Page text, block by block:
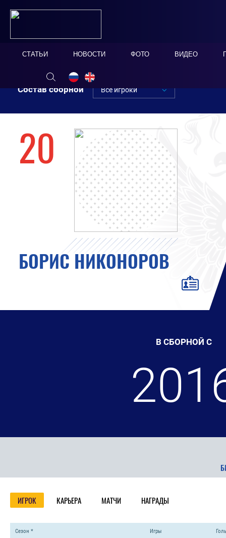
СТАТЬИ НОВОСТИ ФОТО ВИДЕО
Состав сборной Все игроки
20
БОРИС НИКОНОРОВ
В СБОРНОЙ С
ИГРОК КАРЬЕРА МАТЧИ НАГРАДЫ
Сезон * Игры